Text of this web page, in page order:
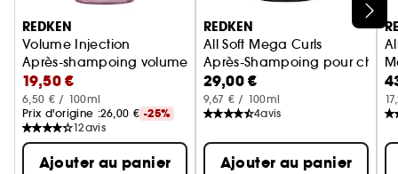
Ignorer le carrousel produits
REDKEN
Volume Injection
Après-shampoing volume cheveux fins et plats
19,50 €
6,50 € / 100ml
Prix d'origine :26,00 € -25%
12avis
Ajouter au panier
REDKEN
All Soft Mega Curls
Après-Shampoing pour
29,00 €
9,67 € / 100ml
4avis
Ajouter au panier